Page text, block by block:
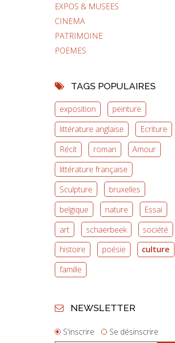
EXPOS & MUSEES
CINEMA
PATRIMOINE
POEMES
TAGS POPULAIRES
exposition
peinture
littérature anglaise
Ecriture
Récit
roman
Amour
littérature française
Sculpture
bruxelles
belgique
nature
Essai
art
schaerbeek
société
histoire
poésie
culture
famille
NEWSLETTER
S'inscrire Se désinscrire